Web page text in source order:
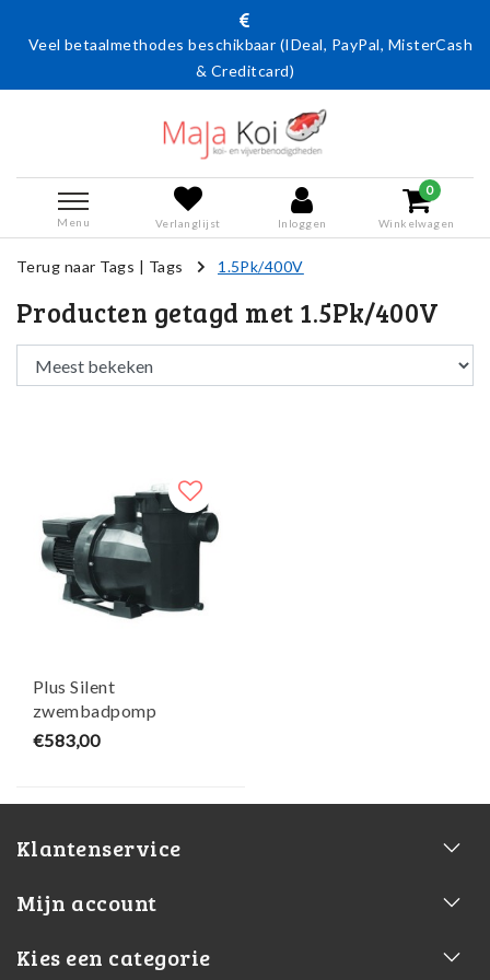
Veel betaalmethodes beschikbaar (IDeal, PayPal, MisterCash
& Creditcard)
Menu Verlanglijst Inloggen
0
Winkelwagen
Terug naar Tags | Tags 1.5Pk/400V
Producten getagd met 1.5Pk/400V
Plus Silent
zwembadpomp
1,5PK/400V - Victoria
€583,00
Klantenservice
Mijn account
Kies een categorie